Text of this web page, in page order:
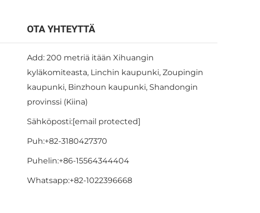
OTA YHTEYTTÄ
Add: 200 metriä itään Xihuangin
kyläkomiteasta, Linchin kaupunki, Zoupingin
kaupunki, Binzhoun kaupunki, Shandongin
provinssi (Kiina)
Sähköposti:[email protected]
Puh:+82-3180427370
Puhelin:+86-15564344404
Whatsapp:+82-1022396668